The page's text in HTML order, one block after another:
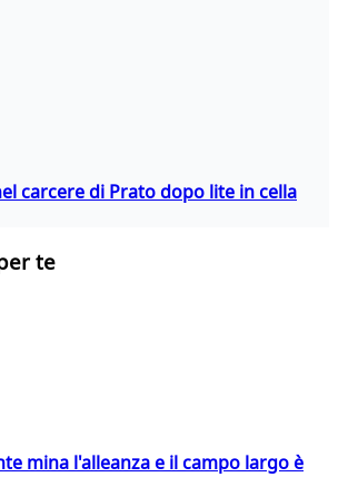
carcere di Prato dopo lite in cella
te
mina l'alleanza e il campo largo è